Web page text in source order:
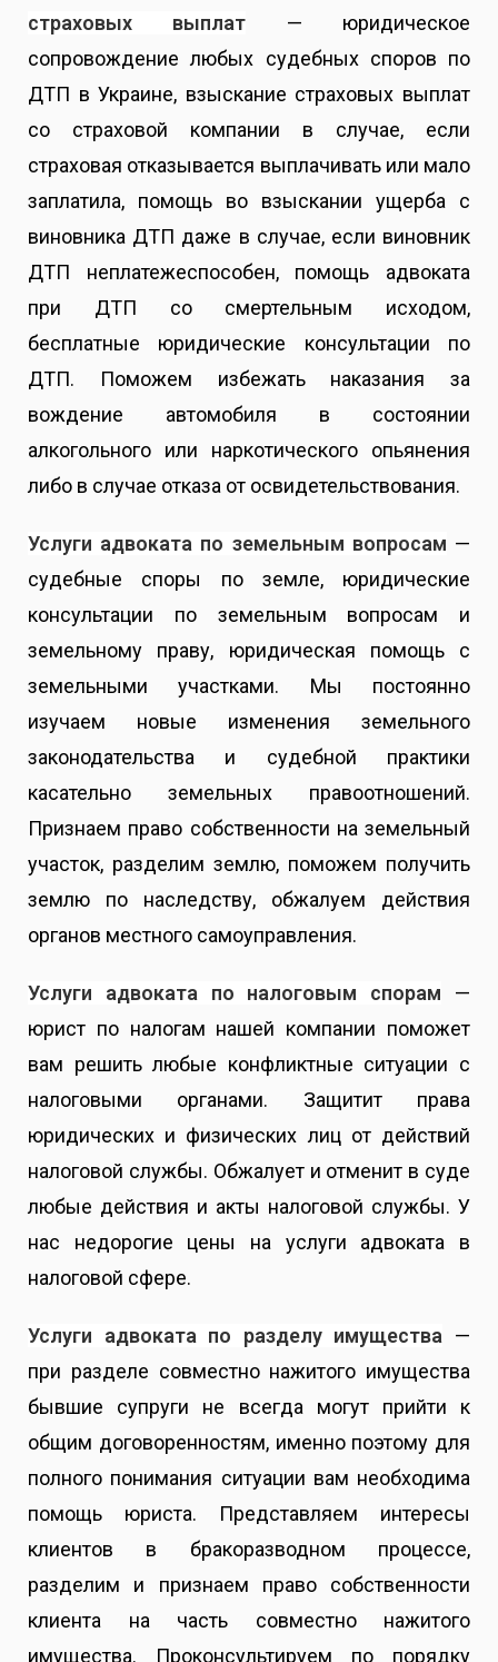
страховых выплат
— юридическое
сопровождение любых судебных споров по
ДТП в Украине, взыскание страховых выплат
со страховой компании в случае, если
страховая отказывается выплачивать или мало
заплатила, помощь во взыскании ущерба с
виновника ДТП даже в случае, если виновник
ДТП неплатежеспособен, помощь адвоката
при ДТП со смертельным исходом,
бесплатные юридические консультации по
ДТП. Поможем избежать наказания за
вождение автомобиля в состоянии
алкогольного или наркотического опьянения
либо в случае отказа от освидетельствования.
Услуги адвоката по земельным вопросам —
судебные споры
по земле, юридические
консультации по земельным вопросам и
земельному праву, юридическая помощь с
земельными участками. Мы постоянно
изучаем новые изменения земельного
законодательства и судебной практики
касательно земельных правоотношений.
Признаем право собственности на земельный
участок, разделим землю, поможем получить
землю по наследству, обжалуем действия
органов местного самоуправления.
Услуги адвоката по налоговым спорам
—
юрист по налогам нашей компании поможет
вам решить любые конфликтные ситуации с
налоговыми органами. Защитит права
юридических и физических лиц от действий
налоговой службы. Обжалует и отменит в суде
любые действия и акты налоговой службы. У
нас недорогие цены на услуги адвоката в
налоговой сфере.
Услуги адвоката по разделу имущества —
при разделе совместно нажитого имущества
бывшие супруги не всегда могут прийти к
общим договоренностям, именно поэтому для
полного понимания ситуации вам необходима
помощь юриста. Представляем интересы
клиентов в бракоразводном процессе,
разделим и признаем право собственности
клиента на часть совместно нажитого
имущества. Проконсультируем по порядку